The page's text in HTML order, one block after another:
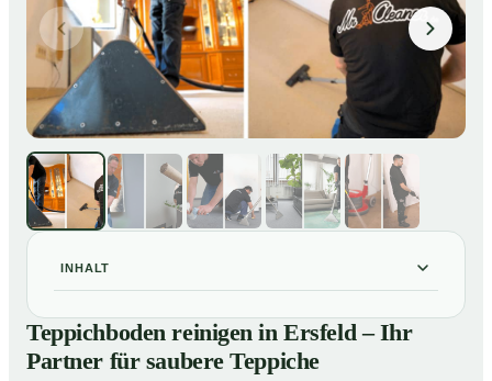
INHALT
01Teppichboden reinigen in Ersfeld – Ihr Partner für
saubere Teppiche
Teppichboden reinigen in Ersfeld – Ihr
Partner für saubere Teppiche